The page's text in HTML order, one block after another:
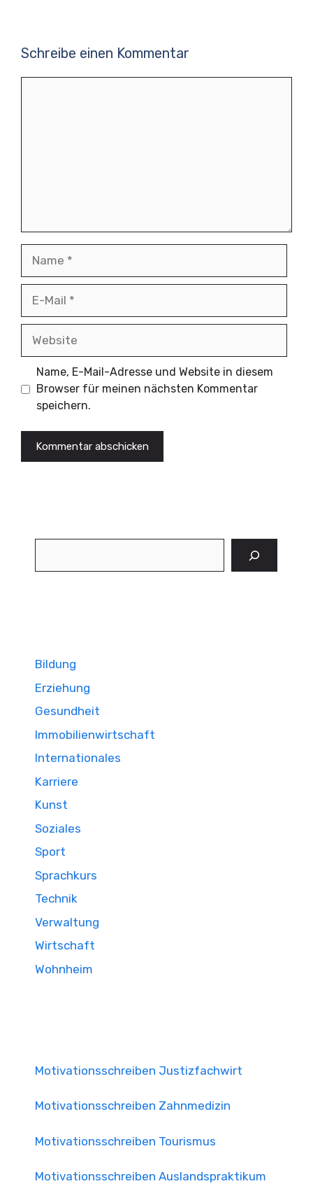
Schreibe einen Kommentar
Name, E-Mail-Adresse und Website in diesem
Browser für meinen nächsten Kommentar
speichern.
Bildung
Erziehung
Gesundheit
Immobilienwirtschaft
Internationales
Karriere
Kunst
Soziales
Sport
Sprachkurs
Technik
Verwaltung
Wirtschaft
Wohnheim
Motivationsschreiben Justizfachwirt
Motivationsschreiben Zahnmedizin
Motivationsschreiben Tourismus
Motivationsschreiben Auslandspraktikum